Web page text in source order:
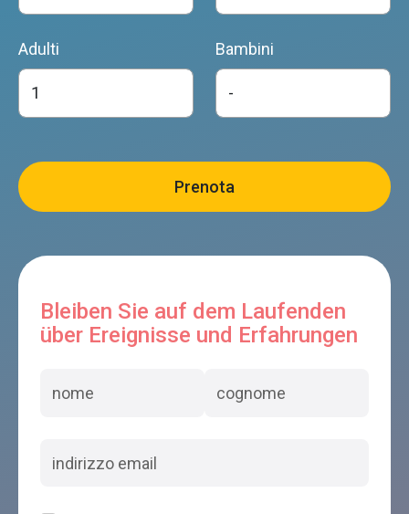
Adulti Bambini
Bleiben Sie auf dem Laufenden
über Ereignisse und Erfahrungen